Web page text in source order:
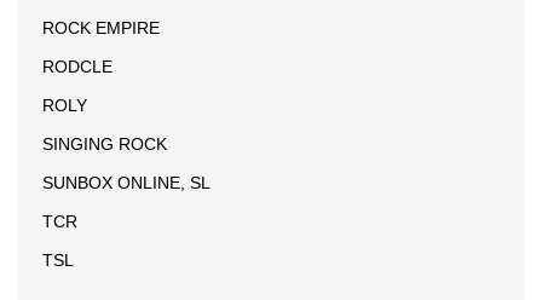
ROCK EMPIRE
RODCLE
ROLY
SINGING ROCK
SUNBOX ONLINE, SL
TCR
TSL